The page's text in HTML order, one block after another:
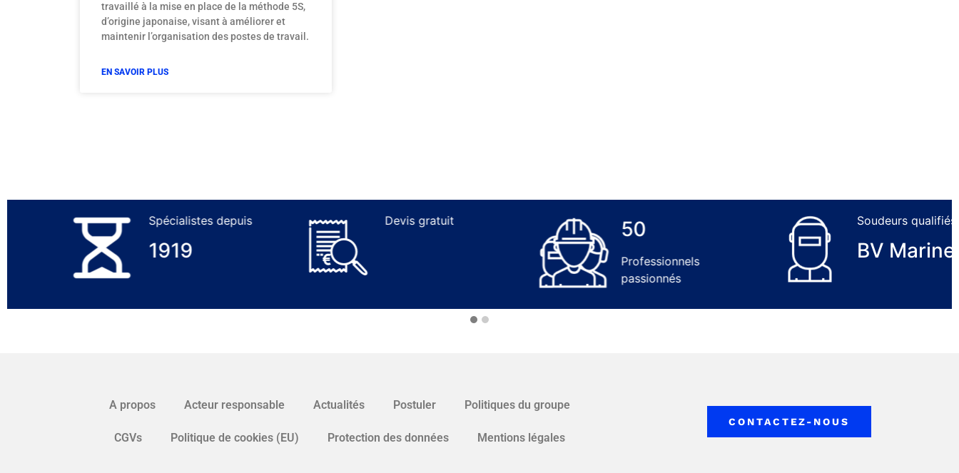
travaillé à la mise en place de la méthode 5S,
d’origine japonaise, visant à améliorer et
maintenir l’organisation des postes de travail.
EN SAVOIR PLUS
Spécialistes depuis
1919
Devis gratuit 50
Professionnels
passionnés
Soudeurs qualifiés
BV Marine
A propos Acteur responsable Actualités Postuler Politiques du groupe
CGVs Politique de cookies (EU) Protection des données Mentions légales
CONTACTEZ-NOUS